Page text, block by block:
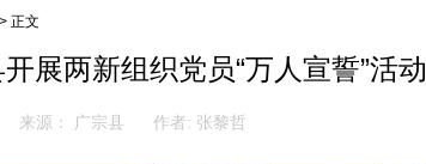
正文
展两新组织党员“万人宣誓”活动
来源： 广宗县 作者: 张黎哲